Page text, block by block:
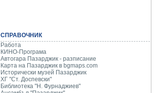
СПРАВОЧНИК
Работа
КИНО-Програма
Автогара Пазарджик - разписание
Карта на Пазарджик в bgmaps.com
Исторически музей Пазарджик
ХГ "Ст. Доспевски"
Библиотека "Н. Фурнаджиев"